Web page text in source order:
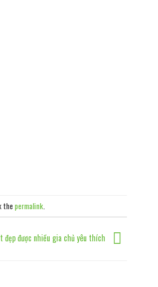
the permalink.
đẹp được nhiều gia chủ yêu thích